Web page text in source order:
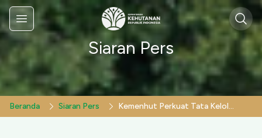
Menu
Siaran Pers
Beranda Siaran Pers Kemenhut Perkuat Tata Kelola Perizinan Pemanfaatan Hutan, Cegah Praktik Land Banking dan Tingkatkan Kualitas Investasi